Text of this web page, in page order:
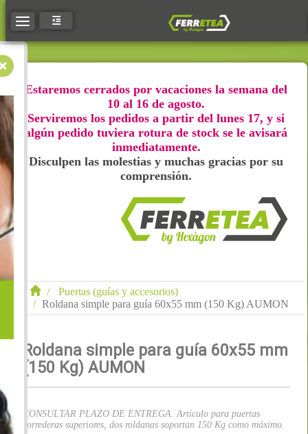
Toggle navigation
Estaremos cerrados por vacaciones la semana del
10 al 16 de agosto.
Serviremos los pedidos a partir del lunes 17, y si
algún pedido tuviera rotura de stock se le avisará
inmediatamente.
Disculpen las molestias y muchas gracias por su
comprensión.
Puertas (guías y accesorios)
Roldana simple para guía 60x55 mm (150 Kg) AUMON
Roldana simple para guía 60x55 mm
(150 Kg) AUMON
CONSULTAR PLAZO DE ENTREGA. Artículo para puertas
correderas superiores, dos roldanas soportan 150 Kg como máximo.